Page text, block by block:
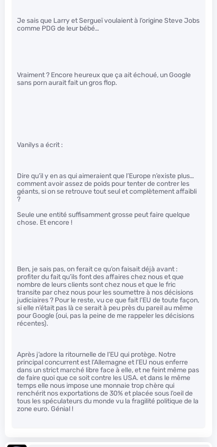
Je sais que Larry et Sergueï voulaient à l’origine Steve Jobs
comme PDG de leur bébé…
Vraiment ? Encore heureux que ça ait échoué, un Google
sans porn aurait fait un gros flop.
Vanilys a écrit :
Dire qu’il y en as qui aimeraient que l’Europe n’existe plus…
comment avoir assez de poids pour tenter de contrer les
géants, si on se retrouve tout seul et complètement affaibli
?
Seule une entité suffisamment grosse peut faire quelque
chose. Et encore !
Ben, je sais pas, on ferait ce qu’on faisait déjà avant :
profiter du fait qu’ils font des affaires chez nous et que
nombre de leurs clients sont chez nous et que le fric
transite par chez nous pour les soumettre à nos décisions
judiciaires ? Pour le reste, vu ce que fait l’EU de toute façon,
si elle n’était pas là ce serait à peu près du pareil au même
pour Google (oui, pas la peine de me rappeler les décisions
récentes).
Après j’adore la ritournelle de l’EU qui protège. Notre
principal concurrent est l’Allemagne et l’EU nous enferre
dans un strict marché libre face à elle, et ne feint même pas
de faire quoi que ce soit contre les USA. et dans le même
temps elle nous impose une monnaie trop chère qui
renchérit nos exportations de 30% et placée sous l’oeil de
tous les spéculateurs du monde vu la fragilité politique de la
zone euro. Génial !